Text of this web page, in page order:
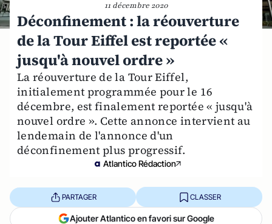
11 décembre 2020
Déconfinement : la réouverture
de la Tour Eiffel est reportée «
jusqu'à nouvel ordre »
La réouverture de la Tour Eiffel,
initialement programmée pour le 16
décembre, est finalement reportée « jusqu'à
nouvel ordre ». Cette annonce intervient au
lendemain de l'annonce d'un
déconfinement plus progressif.
Atlantico Rédaction
PARTAGER CLASSER
Ajouter Atlantico en favori sur Google